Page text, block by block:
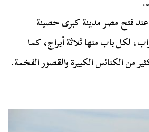
فتح مصر مدينة كبرى حصينة
لكل باب منها ثلاثة أبراج، كما
من الكنائس الكبيرة والقصور الفخمة.